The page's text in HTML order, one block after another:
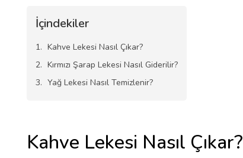
İçindekiler
Kahve Lekesi Nasıl Çıkar?
Kırmızı Şarap Lekesi Nasıl Giderilir?
Yağ Lekesi Nasıl Temizlenir?
Kahve Lekesi Nasıl Çıkar?